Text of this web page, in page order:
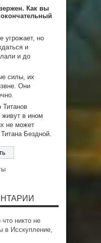
Как вы
угрожает, но
и
и до
силы, их
Они
Титанов
живут в ином
не может
Бездной.
никто не
в Исскупление,